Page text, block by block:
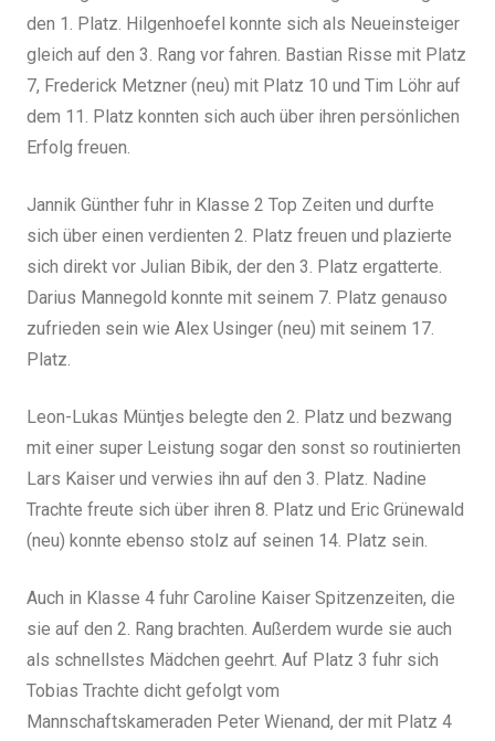
den 1. Platz. Hilgenhoefel konnte sich als Neueinsteiger
gleich auf den 3. Rang vor fahren. Bastian Risse mit Platz
7, Frederick Metzner (neu) mit Platz 10 und Tim Löhr auf
dem 11. Platz konnten sich auch über ihren persönlichen
Erfolg freuen.
Jannik Günther fuhr in Klasse 2 Top Zeiten und durfte
sich über einen verdienten 2. Platz freuen und plazierte
sich direkt vor Julian Bibik, der den 3. Platz ergatterte.
Darius Mannegold konnte mit seinem 7. Platz genauso
zufrieden sein wie Alex Usinger (neu) mit seinem 17.
Platz.
Leon-Lukas Müntjes belegte den 2. Platz und bezwang
mit einer super Leistung sogar den sonst so routinierten
Lars Kaiser und verwies ihn auf den 3. Platz. Nadine
Trachte freute sich über ihren 8. Platz und Eric Grünewald
(neu) konnte ebenso stolz auf seinen 14. Platz sein.
Auch in Klasse 4 fuhr Caroline Kaiser Spitzenzeiten, die
sie auf den 2. Rang brachten. Außerdem wurde sie auch
als schnellstes Mädchen geehrt. Auf Platz 3 fuhr sich
Tobias Trachte dicht gefolgt vom
Mannschaftskameraden Peter Wienand, der mit Platz 4